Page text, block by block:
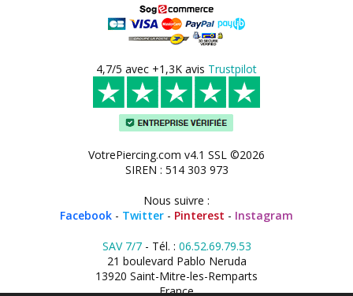
4,7/5 avec +1,3K avis Trustpilot
VotrePiercing.com v4.1 SSL ©2026
SIREN : 514 303 973
Nous suivre :
Facebook - Twitter - Pinterest - Instagram
SAV 7/7- Tél. : 06.52.69.79.53
21 boulevard Pablo Neruda
13920 Saint-Mitre-les-Remparts
France